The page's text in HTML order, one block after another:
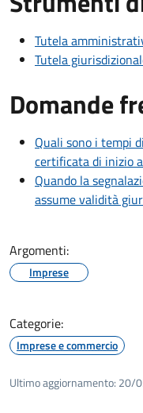
Tutela
Tutela
Domande
Quali sono i tempi
certificata di inizio
Quando la
assume validità
Argomenti:
Imprese
Categorie:
Imprese e commercio
Ultimo aggiornamento: 20/